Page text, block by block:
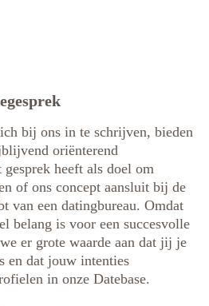
bij ons in te schrijven, bieden
oriënterend
heeft als doel om
of ons concept aansluit bij de
van een datingbureau. Omdat
belang is voor een succesvolle
er grote waarde aan dat jij je
en dat jouw intenties
in onze Datebase.